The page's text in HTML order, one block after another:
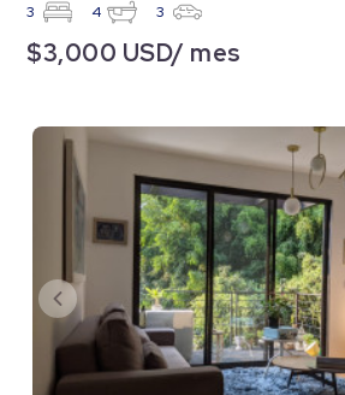
3 4 3
$3,000 USD/ mes